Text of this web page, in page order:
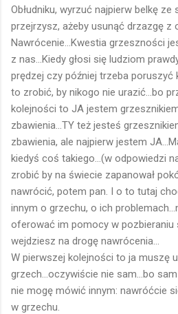
Obłudniku, wyrzuć najpierw belkę
przejrzysz, ażeby usunąć drzazgę z
Nawrócenie...Kwestia grzeszności
z nas...Kiedy głosi się ludziom
prędzej czy później trzeba poruszyć
to zrobić, by nikogo nie urazić...bo
kolejności to JA jestem
zbawienia...TY też jesteś
zbawienia, ale najpierw jestem
kiedyś coś takiego...(w odpowiedzi
zrobić by na świecie zapanował
nawrócić, potem pan. I o to tutaj
innym o grzechu, o ich
oferować im pomocy w pozbieraniu
wejdziesz na drogę nawrócenia...
W pierwszej kolejności to ja muszę
grzech...oczywiście nie sam...bo
nie mogę mówić innym: nawróćcie
w grzechu.